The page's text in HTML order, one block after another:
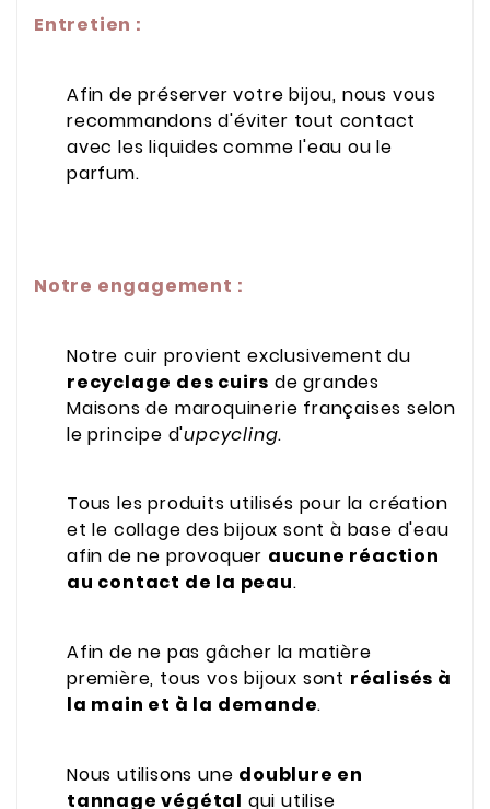
Entretien :
Afin de préserver votre bijou, nous vous
recommandons d'éviter tout contact
avec les liquides comme l'eau ou le
parfum.
Notre engagement :
Notre cuir provient exclusivement du
recyclage des cuirs de grandes
Maisons de maroquinerie françaises selon
le principe d'upcycling.
Tous les produits utilisés pour la création
et le collage des bijoux sont à base d'eau
afin de ne provoquer aucune réaction
au contact de la peau.
Afin de ne pas gâcher la matière
première, tous vos bijoux sont réalisés à
la main et à la demande.
Nous utilisons une doublure en
tannage végétal qui utilise